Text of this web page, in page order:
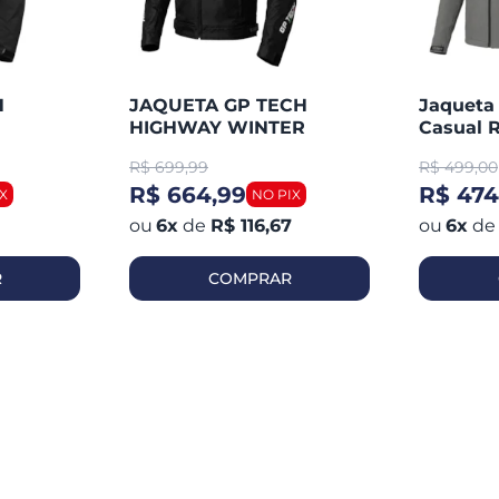
JAQUETA GP TECH
HIGHWAY WINTER
R$ 699,99
R$ 664,99
6x de R$ 116,67
COMPRAR
Jaqueta
Casual
R$ 499,00
R$
6x de